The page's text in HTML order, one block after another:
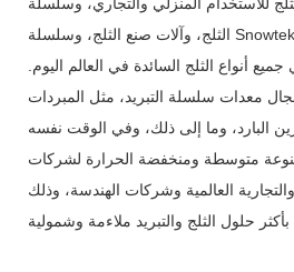
الثلج، وآلات صنع الثلج، وسلسلة Snowtek من مبردات آلات صنع الثلج
أنواع الثلج السائدة في العالم اليوم.
معدات سلسلة التبريد، مثل المبردات
البارد، وما إلى ذلك، وفي الوقت نفسه
متوسطة ومنخفضة الحرارة لشركات
العالمية وشركات الهندسة، وذلك